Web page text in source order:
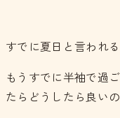
すでに夏日と言われ
もうすでに半袖で過
たらどうしたら良い